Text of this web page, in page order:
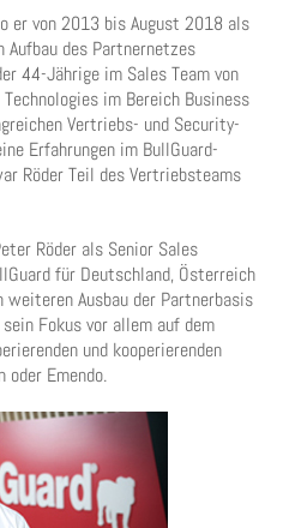
er von 2013 bis August 2018 als
Aufbau des Partnernetzes
44-Jährige im Sales Team von
im Bereich Business
Vertriebs- und Security-
Erfahrungen im BullGuard-
Röder Teil des Vertriebsteams
Röder als Senior Sales
für Deutschland, Österreich
Ausbau der Partnerbasis
Fokus vor allem auf dem
und kooperierenden
oder Emendo.